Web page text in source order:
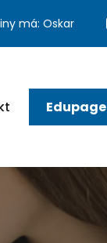
má: Oskar
Edupage